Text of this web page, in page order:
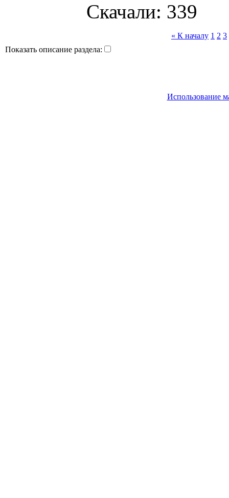
Скачали: 339
« К началу 1 2 3
Показать описание раздела:
Использование